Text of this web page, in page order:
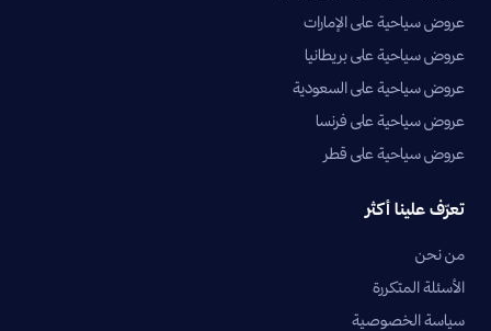
عروض سياحية على الإمارات
عروض سياحية على بريطانيا
عروض سياحية على السعودية
عروض سياحية على فرنسا
عروض سياحية على قطر
تعرّف علينا أكثر
من نحن
الأسئلة المتكررة
سياسة الخصوصية